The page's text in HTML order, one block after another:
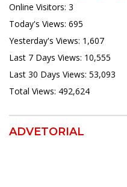
Online Visitors: 3
Today's Views: 695
Yesterday's Views: 1,607
Last 7 Days Views: 10,555
Last 30 Days Views: 53,093
Total Views: 492,624
ADVETORIAL